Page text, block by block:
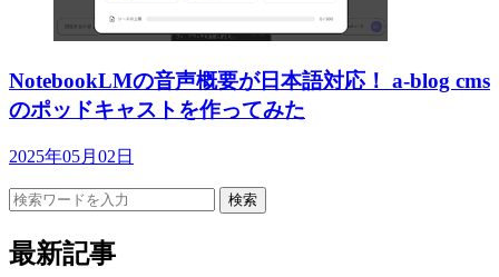
NotebookLMの音声概要が日本語対応！ a-blog cms
のポッドキャストを作ってみた
2025年05月02日
検索
最新記事